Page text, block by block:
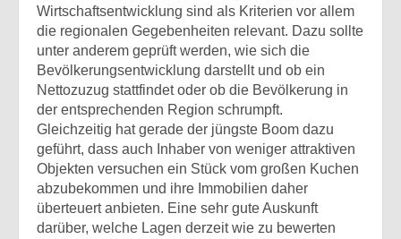
Wirtschaftsentwicklung sind als Kriterien vor allem
die regionalen Gegebenheiten relevant. Dazu sollte
unter anderem geprüft werden, wie sich die
Bevölkerungsentwicklung darstellt und ob ein
Nettozuzug stattfindet oder ob die Bevölkerung in
der entsprechenden Region schrumpft.
Gleichzeitig hat gerade der jüngste Boom dazu
geführt, dass auch Inhaber von weniger attraktiven
Objekten versuchen ein Stück vom großen Kuchen
abzubekommen und ihre Immobilien daher
überteuert anbieten. Eine sehr gute Auskunft
darüber, welche Lagen derzeit wie zu bewerten